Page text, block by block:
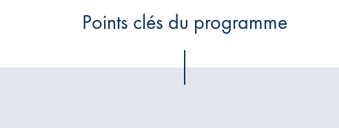
Points clés du programme